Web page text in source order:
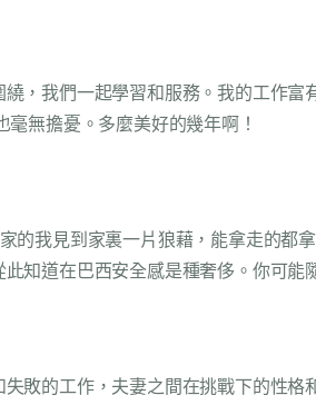
，我們一起學習和服務。我的工作富
無擔憂。多麼美好的幾年啊！
我見到家裏一片狼藉，能拿走的都
知道在巴西安全感是種奢侈。你可能
敗的工作，夫妻之間在挑戰下的性格